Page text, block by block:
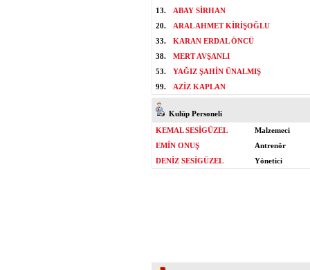
13.
ABAY SİRHAN
20.
ARAL AHMET KİRİŞOĞLU
33.
KARAN ERDAL ÖNCÜ
38.
MERT AVŞANLI
53.
YAĞIZ ŞAHİN ÜNALMIŞ
99.
AZİZ KAPLAN
Kulüp Personeli
KEMAL SESİGÜZEL
Malzemeci
EMİN ONUŞ
Antrenör
DENİZ SESİGÜZEL
Yönetici